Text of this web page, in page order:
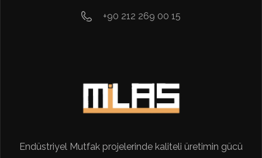
+90 212 269 00 15
Endüstriyel Mutfak projelerinde kaliteli üretimin gücü